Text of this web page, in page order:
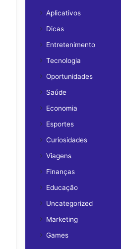
Aplicativos
Dicas
Entretenimento
Tecnologia
Oportunidades
Saúde
Economia
Esportes
Curiosidades
Viagens
Finanças
Educação
Uncategorized
Marketing
Games